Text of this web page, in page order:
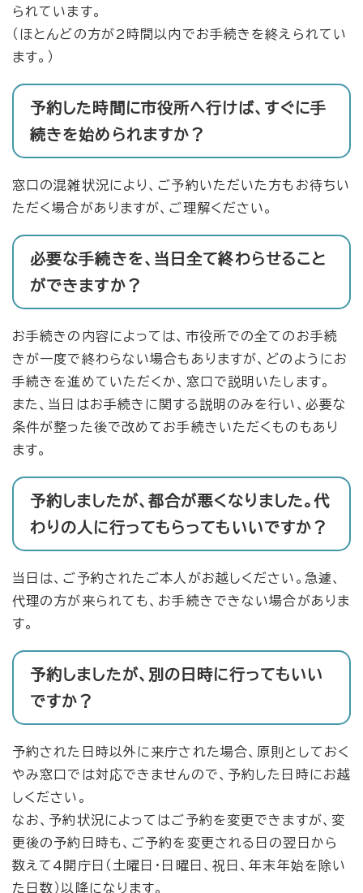
られています。
（ほとんどの方が2時間以内でお手続きを終えられてい
ます。）
予約した時間に市役所へ行けば、すぐに手
続きを始められますか？
窓口の混雑状況により、ご予約いただいた方もお待ちい
ただく場合がありますが、ご理解ください。
必要な手続きを、当日全て終わらせること
ができますか？
お手続きの内容によっては、市役所での全てのお手続
きが一度で終わらない場合もありますが、どのようにお
手続きを進めていただくか、窓口で説明いたします。
また、当日はお手続きに関する説明のみを行い、必要な
条件が整った後で改めてお手続きいただくものもあり
ます。
予約しましたが、都合が悪くなりました。代
わりの人に行ってもらってもいいですか？
当日は、ご予約されたご本人がお越しください。急遽、
代理の方が来られても、お手続きできない場合がありま
す。
予約しましたが、別の日時に行ってもいい
ですか？
予約された日時以外に来庁された場合、原則としておく
やみ窓口では対応できませんので、予約した日時にお越
しください。
なお、予約状況によってはご予約を変更できますが、変
更後の予約日時も、ご予約を変更される日の翌日から
数えて4開庁日（土曜日・日曜日、祝日、年末年始を除い
た日数）以降になります。